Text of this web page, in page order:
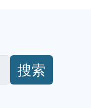
搜索